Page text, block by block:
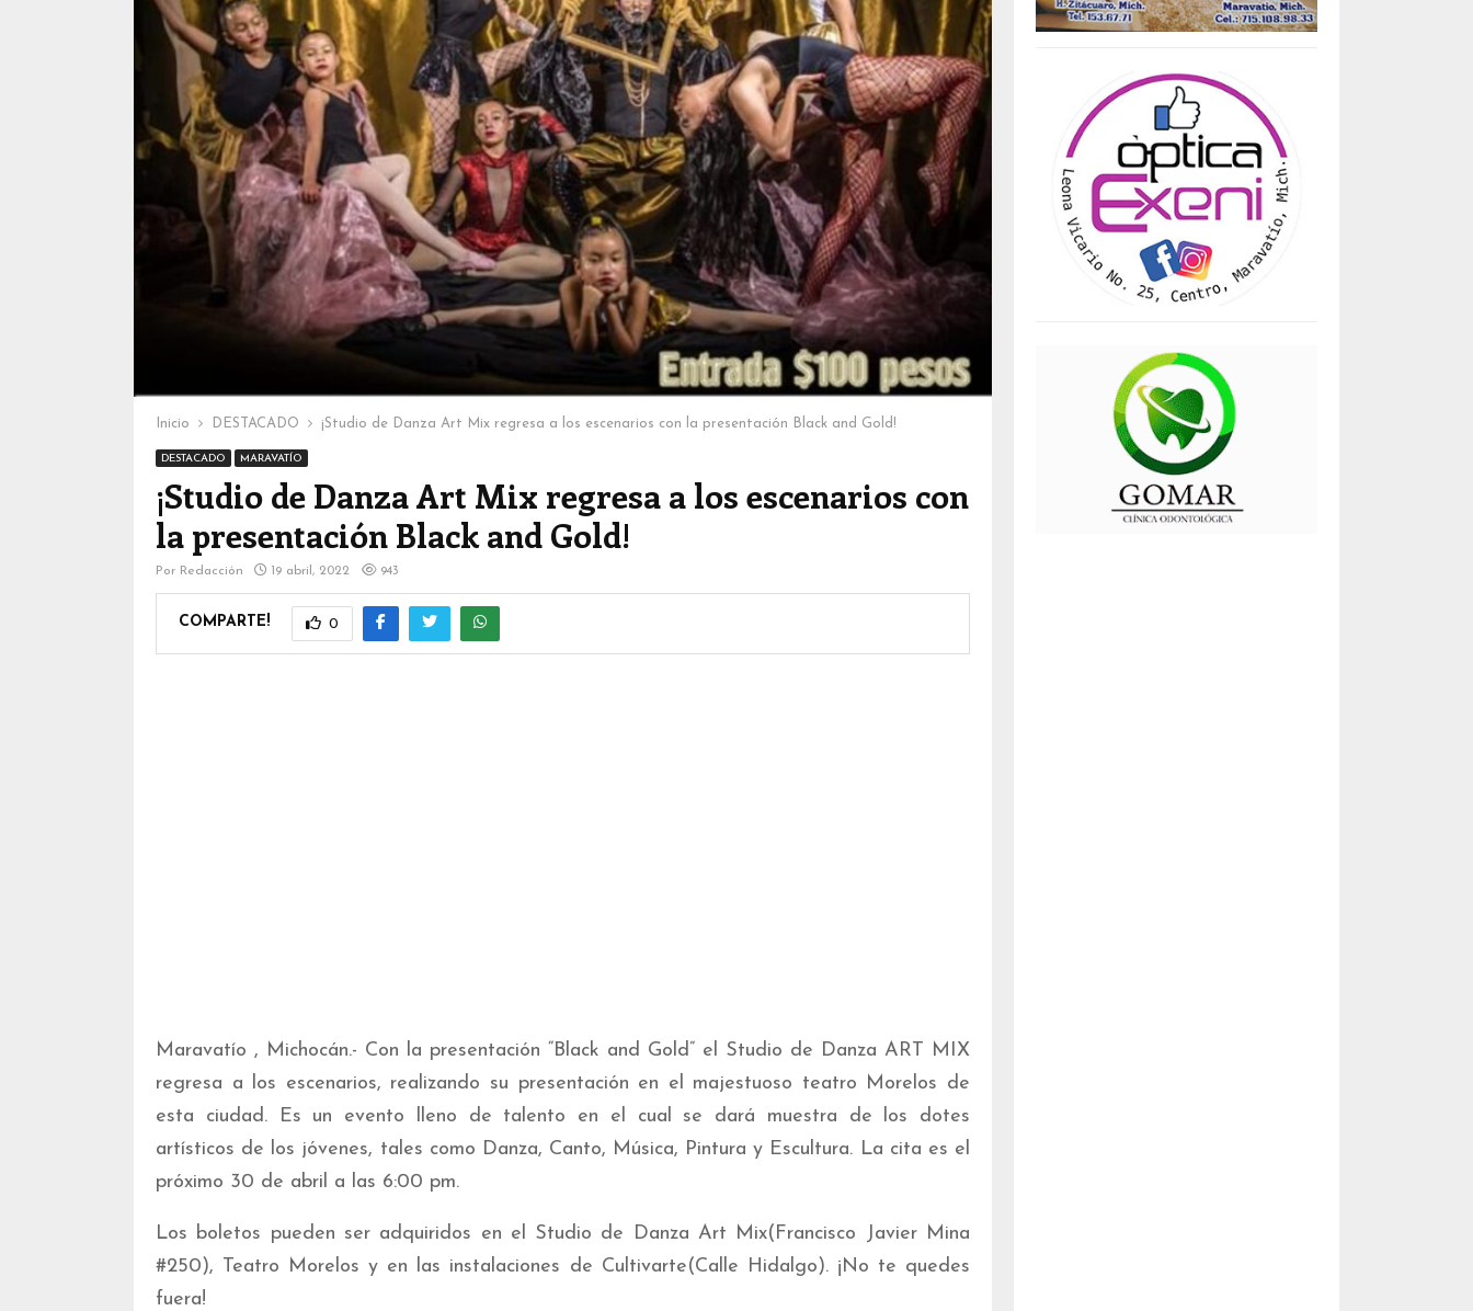
Inicio DESTACADO ¡Studio de Danza Art Mix regresa a los escenarios con la presentación Black and Gold!
DESTACADO MARAVATÍO
¡Studio de Danza Art Mix regresa a los escenarios con
la presentación Black and Gold!
Por Redacción 19 abril, 2022 943
COMPARTE! 0
Maravatío , Michocán.- Con la presentación “Black and Gold” el Studio de Danza ART MIX
regresa a los escenarios, realizando su presentación en el majestuoso teatro Morelos de
esta ciudad. Es un evento lleno de talento en el cual se dará muestra de los dotes
artísticos de los jóvenes, tales como Danza, Canto, Música, Pintura y Escultura. La cita es el
próximo 30 de abril a las 6:00 pm.
Los boletos pueden ser adquiridos en el Studio de Danza Art Mix(Francisco Javier Mina
#250), Teatro Morelos y en las instalaciones de Cultivarte(Calle Hidalgo). ¡No te quedes
fuera!